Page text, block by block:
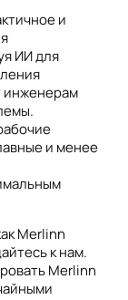
и
ИИ для
инженерам
и менее
Merlinn
к нам.
Merlinn